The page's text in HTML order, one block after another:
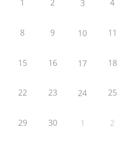
1 2 3 4
8 9 10 11
15 16 17 18
22 23 24 25
29 30 1 2